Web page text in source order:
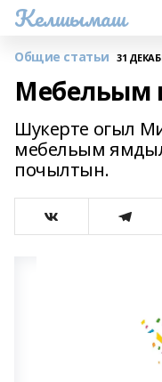
Келшымаш
Общие статьи 31
Мебельым
Шукерте огыл
мебельым
почылтын.